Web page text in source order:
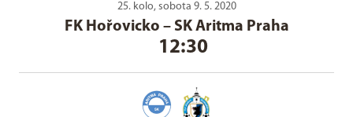
25. kolo, sobota 9. 5. 2020
FK Hořovicko – SK Aritma Praha
12:30